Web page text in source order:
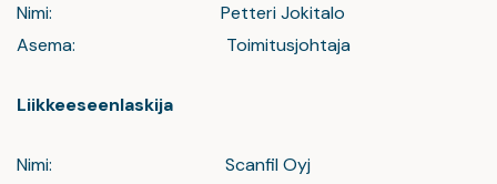
Nimi: Petteri Jokitalo
Asema: Toimitusjohtaja
Liikkeeseenlaskija
Nimi: Scanfil Oyj